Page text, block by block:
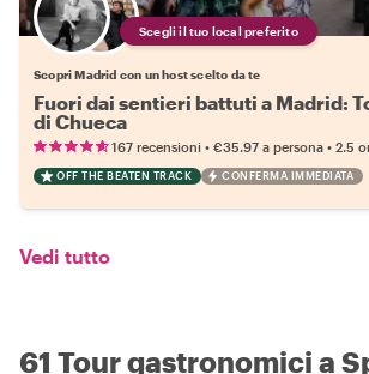
Scegli il tuo local preferito
Scopri Madrid con un host scelto da te
Fuori dai sentieri battuti a Madrid:
di Chueca
167 recensioni • €35.97 a persona • 2.5
OFF THE BEATEN TRACK CONFERMA IMMEDIATA
Vedi tutto
61 Tour gastronomici a